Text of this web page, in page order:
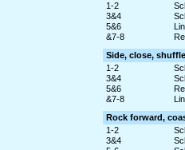
1-2
3&4
5&6
&7-8
Side, close,
1-2
3&4
5&6
&7-8
Rock forward,
1-2
3&4